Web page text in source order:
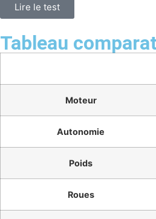
Lire le test
Tableau
Moteur
Autonomie
Poids
Roues